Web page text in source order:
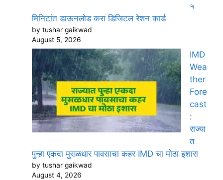
५
मिनिटांत डाऊनलोड करा डिजिटल रेशन कार्ड
by tushar gaikwad
August 5, 2026
IMD
Wea
ther
Fore
cast
:
राज्या
त
पुन्हा एकदा मुसळधार पावसाचा कहर IMD चा मोठा इशारा
by tushar gaikwad
August 4, 2026